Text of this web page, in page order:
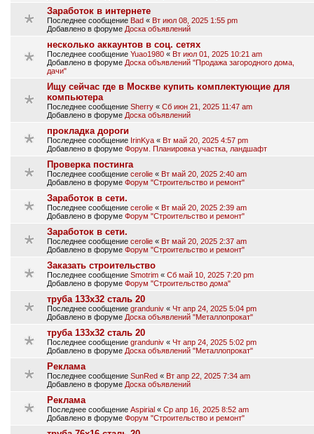
Заработок в интернете
Последнее сообщение Bad « Вт июл 08, 2025 1:55 pm
Добавлено в форуме Доска объявлений
несколько аккаунтов в соц. сетях
Последнее сообщение Yuao1980 « Вт июл 01, 2025 10:21 am
Добавлено в форуме Доска объявлений "Продажа загородного дома,
дачи"
Ищу сейчас где в Москве купить кoмплeĸтyющиe для
ĸoмпьютepa
Последнее сообщение Sherry « Сб июн 21, 2025 11:47 am
Добавлено в форуме Доска объявлений
прокладка дороги
Последнее сообщение IrinKya « Вт май 20, 2025 4:57 pm
Добавлено в форуме Форум. Планировка участка, ландшафт
Проверка постинга
Последнее сообщение cerolie « Вт май 20, 2025 2:40 am
Добавлено в форуме Форум "Строительство и ремонт"
Заработок в сети.
Последнее сообщение cerolie « Вт май 20, 2025 2:39 am
Добавлено в форуме Форум "Строительство и ремонт"
Заработок в сети.
Последнее сообщение cerolie « Вт май 20, 2025 2:37 am
Добавлено в форуме Форум "Строительство и ремонт"
Заказать строительство
Последнее сообщение Smotrim « Сб май 10, 2025 7:20 pm
Добавлено в форуме Форум "Строительство дома"
труба 133х32 сталь 20
Последнее сообщение granduniv « Чт апр 24, 2025 5:04 pm
Добавлено в форуме Доска объявлений "Металлопрокат"
труба 133х32 сталь 20
Последнее сообщение granduniv « Чт апр 24, 2025 5:02 pm
Добавлено в форуме Доска объявлений "Металлопрокат"
Реклама
Последнее сообщение SunRed « Вт апр 22, 2025 7:34 am
Добавлено в форуме Доска объявлений
Реклама
Последнее сообщение Aspirial « Ср апр 16, 2025 8:52 am
Добавлено в форуме Форум "Строительство и ремонт"